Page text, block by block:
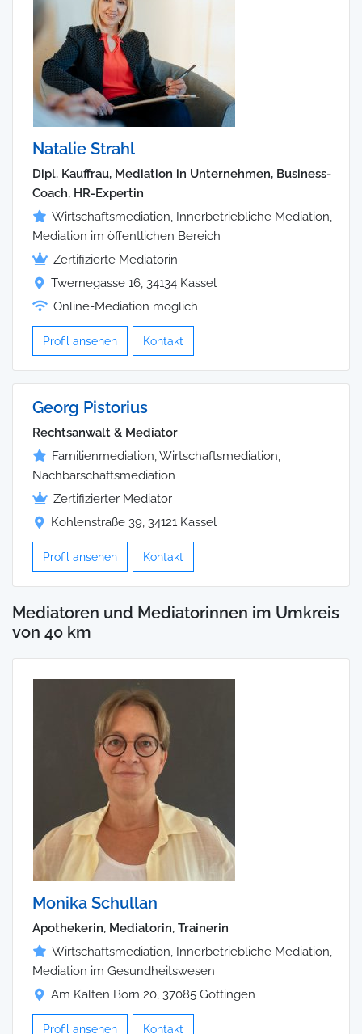
Natalie Strahl
Dipl. Kauffrau, Mediation in Unternehmen, Business-
Coach, HR-Expertin
Wirtschaftsmediation, Innerbetriebliche Mediation,
Mediation im öffentlichen Bereich
Zertifizierte Mediatorin
Twernegasse 16, 34134 Kassel
Online-Mediation möglich
Profil ansehen Kontakt
Georg Pistorius
Rechtsanwalt & Mediator
Familienmediation, Wirtschaftsmediation,
Nachbarschaftsmediation
Zertifizierter Mediator
Kohlenstraße 39, 34121 Kassel
Profil ansehen Kontakt
Mediatoren und Mediatorinnen im Umkreis
von 40 km
Monika Schullan
Apothekerin, Mediatorin, Trainerin
Wirtschaftsmediation, Innerbetriebliche Mediation,
Mediation im Gesundheitswesen
Am Kalten Born 20, 37085 Göttingen
Profil ansehen Kontakt